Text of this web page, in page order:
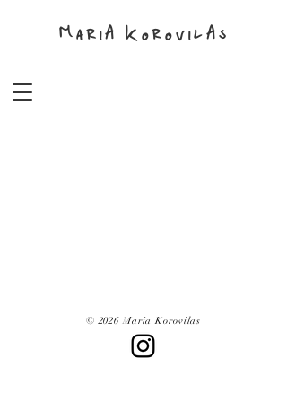
MariA KorovilAs
© 2026 Maria Korovilas